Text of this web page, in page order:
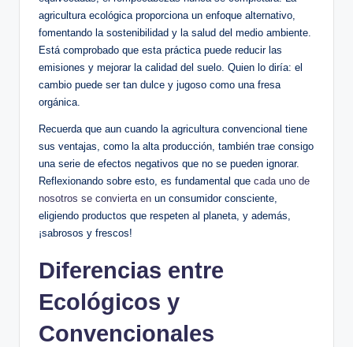
agricultura ecológica proporciona un enfoque alternativo,
fomentando la sostenibilidad y la salud del medio ambiente.
Está comprobado que esta práctica puede reducir las
emisiones y mejorar la calidad del suelo. Quien lo diría: el
cambio puede ser tan dulce y jugoso como una fresa
orgánica.
Recuerda que aun cuando la agricultura convencional tiene
sus ventajas, como la alta producción, también trae consigo
una serie de efectos negativos que no se pueden ignorar.
Reflexionando sobre esto, es fundamental que cada uno de
nosotros se convierta en un consumidor consciente,
eligiendo productos que respeten al planeta, y además,
¡sabrosos y frescos!
Diferencias entre
Ecológicos y
Convencionales